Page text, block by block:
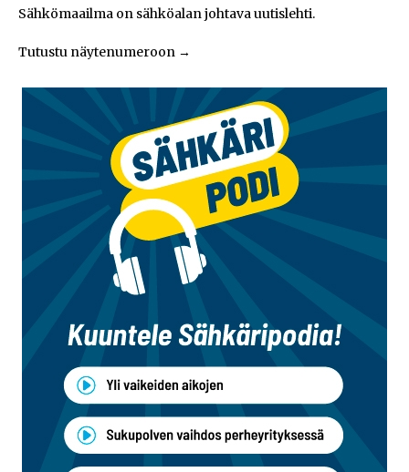
Sähkömaailma on sähköalan johtava uutislehti.
Tutustu näytenumeroon →